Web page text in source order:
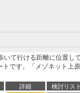
いて行ける距離に位置し
です。「メゾネット上原
詳細
検討リスト